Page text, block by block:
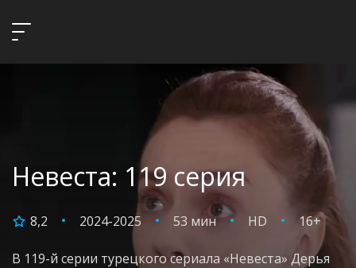
Невеста: 119 серия
8,2 2024-2025 53 мин HD 16+
В 119-й серии турецкого сериала «Невеста» Дерья